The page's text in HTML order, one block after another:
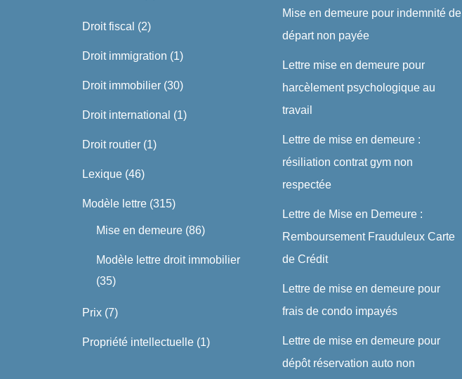
Droit fiscal (2)
Droit immigration (1)
Droit immobilier (30)
Droit international (1)
Droit routier (1)
Lexique (46)
Modèle lettre (315)
Mise en demeure (86)
Modèle lettre droit immobilier
(35)
Prix (7)
Propriété intellectuelle (1)
Mise en demeure pour indemnité de
départ non payée
Lettre mise en demeure pour
harcèlement psychologique au
travail
Lettre de mise en demeure :
résiliation contrat gym non
respectée
Lettre de Mise en Demeure :
Remboursement Frauduleux Carte
de Crédit
Lettre de mise en demeure pour
frais de condo impayés
Lettre de mise en demeure pour
dépôt réservation auto non